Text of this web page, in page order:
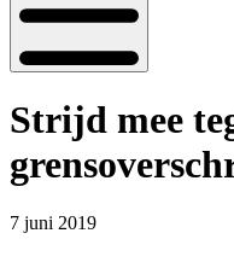
Strijd mee
7 juni 2019